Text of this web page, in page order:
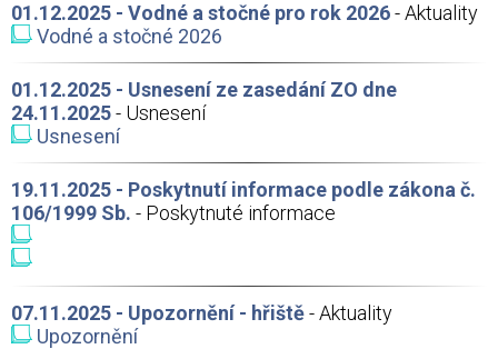
01.12.2025 - Vodné a stočné pro rok 2026- Aktuality
Vodné a stočné 2026
01.12.2025 - Usnesení ze zasedání ZO dne
24.11.2025- Usnesení
Usnesení
19.11.2025 - Poskytnutí informace podle zákona č.
106/1999 Sb. - Poskytnuté informace
07.11.2025 - Upozornění - hřiště- Aktuality
Upozornění